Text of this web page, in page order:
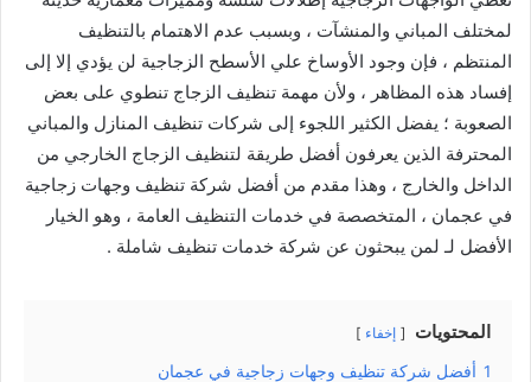
لمختلف المباني والمنشآت ، وبسبب عدم الاهتمام بالتنظيف
المنتظم ، فإن وجود الأوساخ علي الأسطح الزجاجية لن يؤدي إلا إلى
إفساد هذه المظاهر ، ولأن مهمة تنظيف الزجاج تنطوي على بعض
الصعوبة ؛ يفضل الكثير اللجوء إلى شركات تنظيف المنازل والمباني
المحترفة الذين يعرفون أفضل طريقة لتنظيف الزجاج الخارجي من
الداخل والخارج ، وهذا مقدم من أفضل شركة تنظيف وجهات زجاجية
في عجمان ، المتخصصة في خدمات التنظيف العامة ، وهو الخيار
الأفضل لـ لمن يبحثون عن شركة خدمات تنظيف شاملة .
المحتويات إخفاء
1 أفضل شركة تنظيف وجهات زجاجية في عجمان